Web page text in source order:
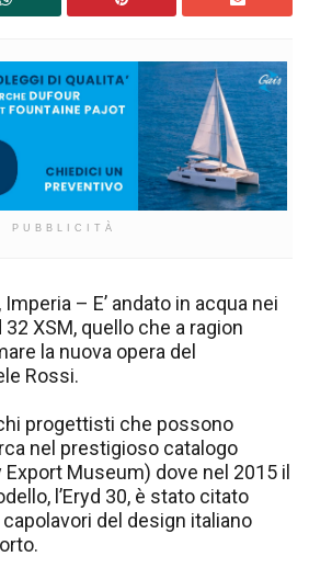
PUBBLICITÀ
– E’ andato in acqua nei
XSM, quello che a ragion
la nuova opera del
Rossi.
progettisti che possono
nel prestigioso catalogo
Export Museum) dove nel 2015 il
l’Eryd 30, è stato citato
del design italiano